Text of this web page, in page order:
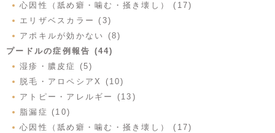
心因性（舐め癖・噛む・掻き壊し） (17)
エリザベスカラー (3)
アポキルが効かない (8)
プードルの症例報告 (44)
湿疹・膿皮症 (5)
脱毛・アロペシアX (10)
アトピー・アレルギー (13)
脂漏症 (10)
心因性（舐め癖・噛む・掻き壊し） (17)